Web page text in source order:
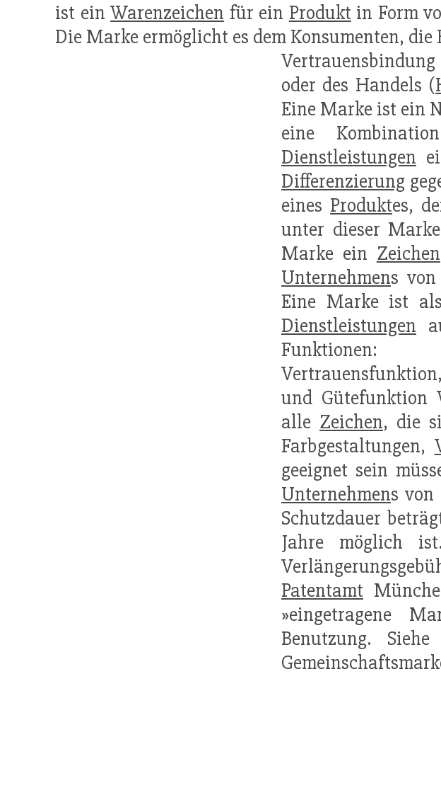
ist einWarenzeichen für ein Produkt in Form
Die Marke ermöglicht es dem Konsumenten,
oder des Handels (
Eine Marke ist ein
eine
Dienstleistungen
Differenzierung
eines Produktes,
unter dieser
Marke ein Zeichen
Unternehmens von
Eine Marke ist
Dienstleistungen
Funktionen:
und Gütefunktion
alle Zeichen, die
Farbgestaltungen,
geeignet sein
Unternehmens von
Schutzdauer
Jahre möglich
Patentamt
»eingetragene
Benutzung.